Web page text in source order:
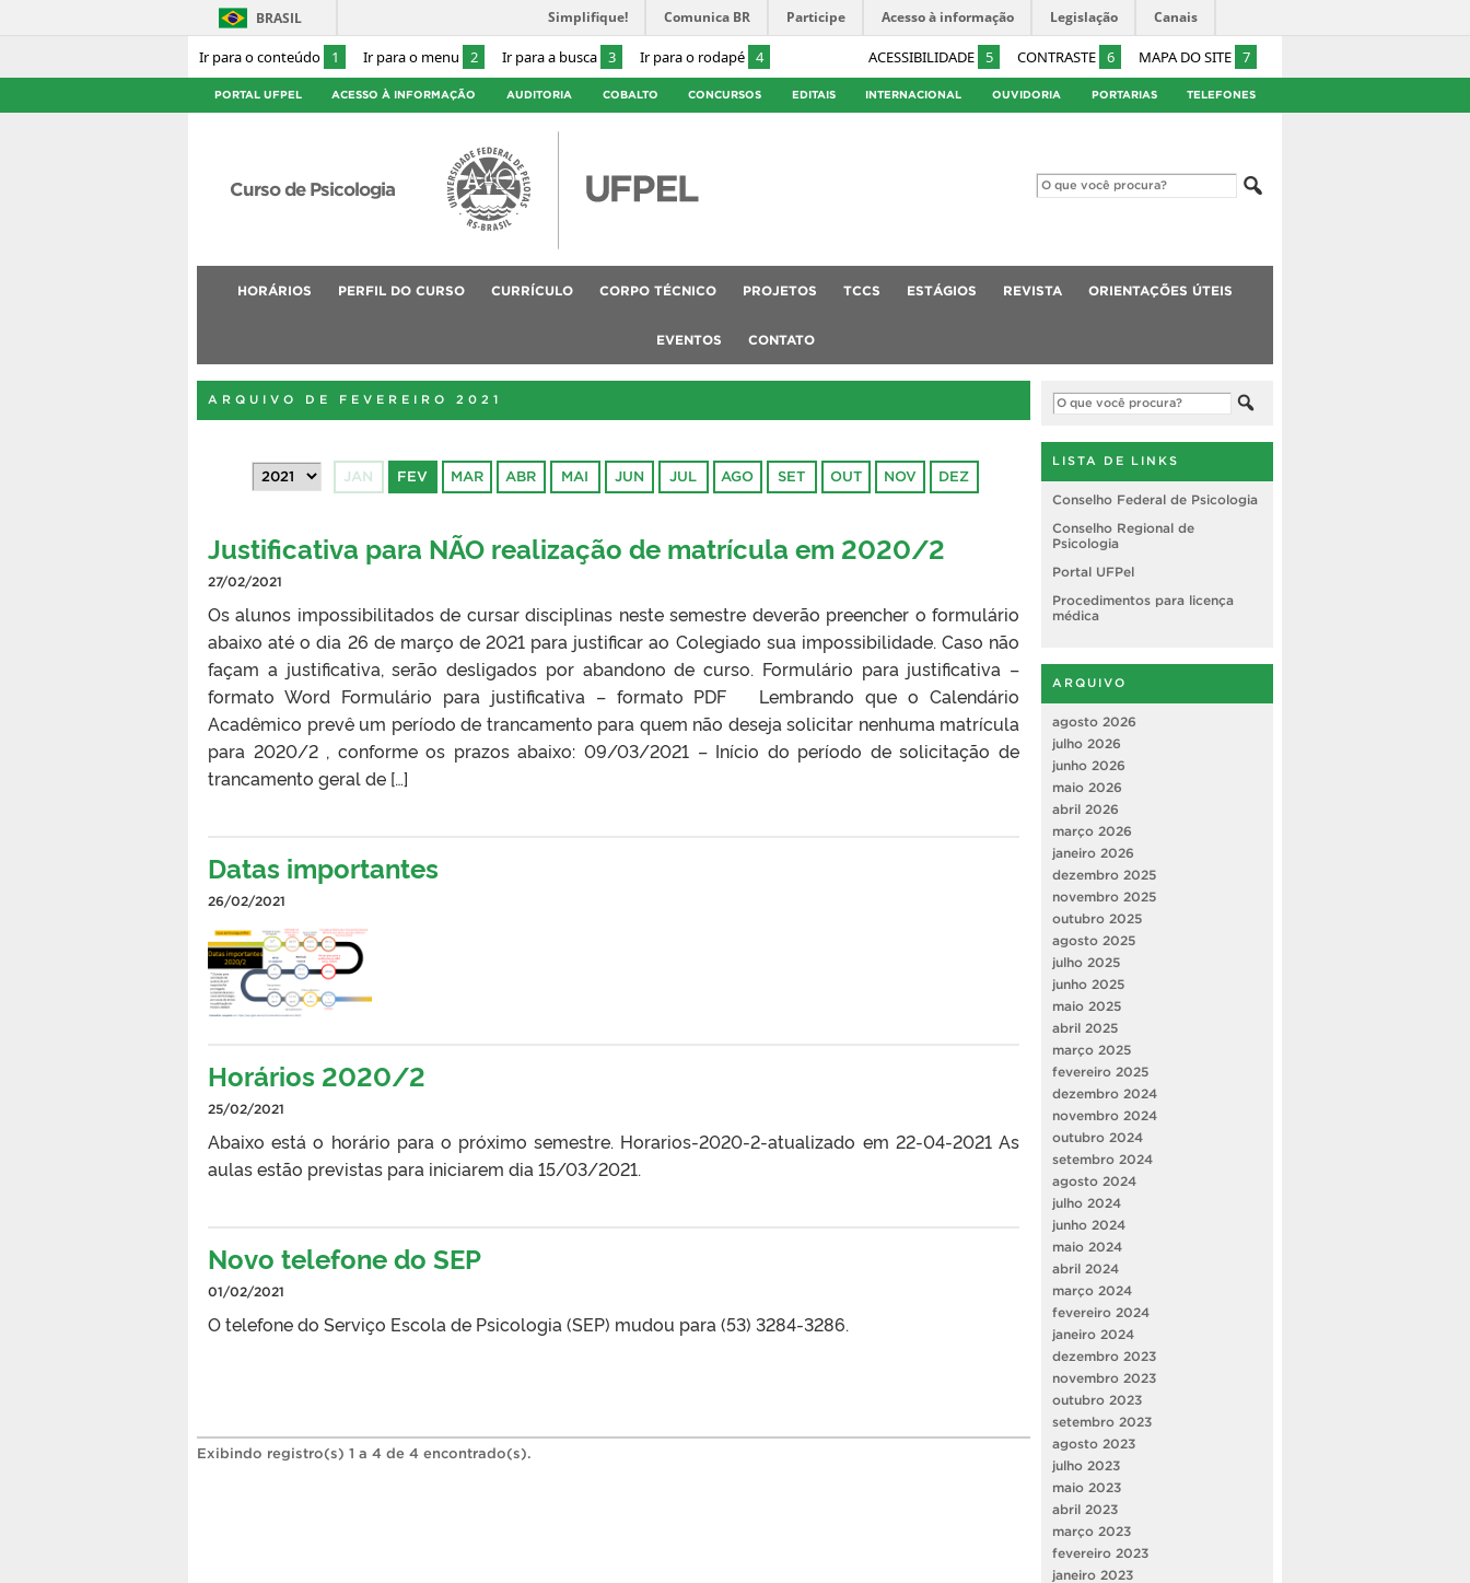
Ir para o conteúdo 1 Ir para o menu 2 Ir para a busca 3 Ir para o rodapé 4 ACESSIBILIDADE 5 CONTRASTE 6 MAPA DO SITE 7
BRASIL Simplifique! Comunica BR Participe Acesso à informação Legislação Canais
PORTAL UFPEL ACESSO À INFORMAÇÃO AUDITORIA COBALTO CONCURSOS EDITAIS INTERNACIONAL OUVIDORIA PORTARIAS TELEFONES
Curso de Psicologia
HORÁRIOS PERFIL DO CURSO CURRÍCULO CORPO TÉCNICO PROJETOS TCCS ESTÁGIOS REVISTA ORIENTAÇÕES ÚTEIS
EVENTOS CONTATO
ARQUIVO DE FEVEREIRO 2021
JAN FEV MAR ABR MAI JUN JUL AGO SET OUT NOV DEZ
Justificativa para NÃO realização de matrícula em 2020/2
27/02/2021
Os alunos impossibilitados de cursar disciplinas neste semestre deverão preencher o formulário
abaixo até o dia 26 de março de 2021 para justificar ao Colegiado sua impossibilidade. Caso não
façam a justificativa, serão desligados por abandono de curso. Formulário para justificativa –
formato Word Formulário para justificativa – formato PDF Lembrando que o Calendário
Acadêmico prevê um período de trancamento para quem não deseja solicitar nenhuma matrícula
para 2020/2 , conforme os prazos abaixo: 09/03/2021 – Início do período de solicitação de
trancamento geral de […]
Datas importantes
26/02/2021
Horários 2020/2
25/02/2021
Abaixo está o horário para o próximo semestre. Horarios-2020-2-atualizado em 22-04-2021 As
aulas estão previstas para iniciarem dia 15/03/2021.
Novo telefone do SEP
01/02/2021
O telefone do Serviço Escola de Psicologia (SEP) mudou para (53) 3284-3286.
Exibindo registro(s) 1 a 4 de 4 encontrado(s).
LISTA DE LINKS
Conselho Federal de Psicologia
Conselho Regional de
Psicologia
Portal UFPel
Procedimentos para licença
médica
ARQUIVO
agosto 2026
julho 2026
junho 2026
maio 2026
abril 2026
março 2026
janeiro 2026
dezembro 2025
novembro 2025
outubro 2025
agosto 2025
julho 2025
junho 2025
maio 2025
abril 2025
março 2025
fevereiro 2025
dezembro 2024
novembro 2024
outubro 2024
setembro 2024
agosto 2024
julho 2024
junho 2024
maio 2024
abril 2024
março 2024
fevereiro 2024
janeiro 2024
dezembro 2023
novembro 2023
outubro 2023
setembro 2023
agosto 2023
julho 2023
maio 2023
abril 2023
março 2023
fevereiro 2023
janeiro 2023